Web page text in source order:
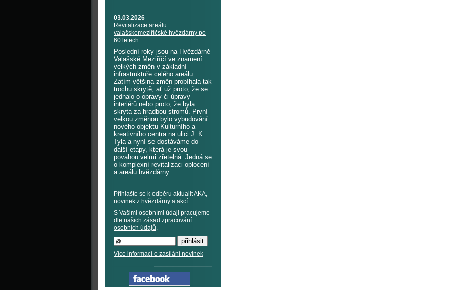
03.03.2026
Revitalizace areálu
valašskomeziříčské hvězdárny po
60 letech
Poslední roky jsou na Hvězdárně
Valašské Meziříčí ve znamení
velkých změn v základní
infrastruktuře celého areálu.
Zatím většina změn probíhala tak
trochu skrytě, ať už proto, že se
jednalo o opravy či úpravy
interiérů nebo proto, že byla
skryta za hradbou stromů. První
velkou změnou bylo vybudování
nového objektu Kulturního a
kreativního centra na ulici J. K.
Tyla a nyní se dostáváme do
další etapy, která je svou
povahou velmi zřetelná. Jedná se
o komplexní revitalizaci oplocení
a areálu hvězdárny.
Přihlašte se k odběru aktualit AKA,
novinek z hvězdárny a akcí:
S Vašimi osobními údaji pracujeme
dle našich zásad zpracování
osobních údajů.
Více informací o zasílání novinek